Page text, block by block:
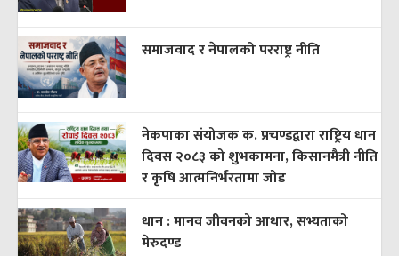
समाजवाद र नेपालको परराष्ट्र नीति
नेकपाका संयोजक क. प्रचण्डद्वारा राष्ट्रिय धान
दिवस २०८३ को शुभकामना, किसानमैत्री नीति
र कृषि आत्मनिर्भरतामा जोड
धान : मानव जीवनको आधार, सभ्यताको
मेरुदण्ड